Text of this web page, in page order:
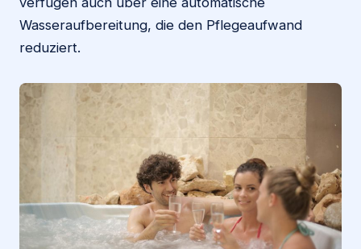
Wasseraufbereitung, die den Pflegeaufwand
reduziert.